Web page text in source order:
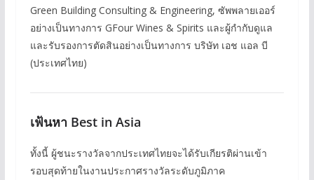
Green Building Consulting & Engineering, ซัพพลายเออร์
อย่างเป็นทางการ GFour Wines & Spirits และผู้กำกับดูแล
และรับรองการตัดสินอย่างเป็นทางการ บริษัท เอช แอล บี
(ประเทศไทย)
เฟ้นหา Best in Asia
ทั้งนี้ ผู้ชนะรางวัลจากประเทศไทยจะได้รับเกียรติผ่านเข้า
รอบสุดท้ายในงานประกาศรางวัลระดับภูมิภาค